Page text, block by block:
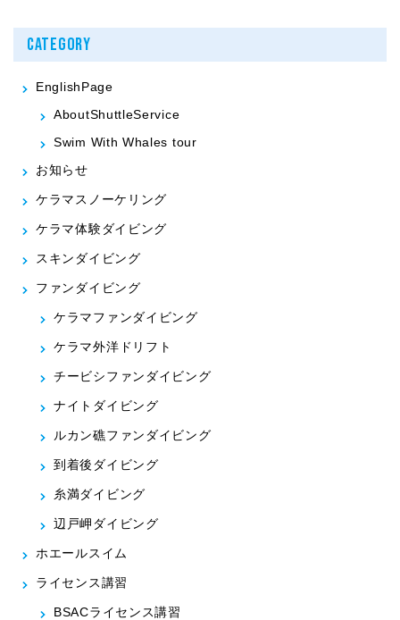
CATEGORY
EnglishPage
AboutShuttleService
Swim With Whales tour
お知らせ
ケラマスノーケリング
ケラマ体験ダイビング
スキンダイビング
ファンダイビング
ケラマファンダイビング
ケラマ外洋ドリフト
チービシファンダイビング
ナイトダイビング
ルカン礁ファンダイビング
到着後ダイビング
糸満ダイビング
辺戸岬ダイビング
ホエールスイム
ライセンス講習
BSACライセンス講習